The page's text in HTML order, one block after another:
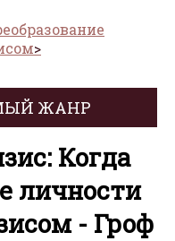
ЖАНР
Когда
личности
- Гроф